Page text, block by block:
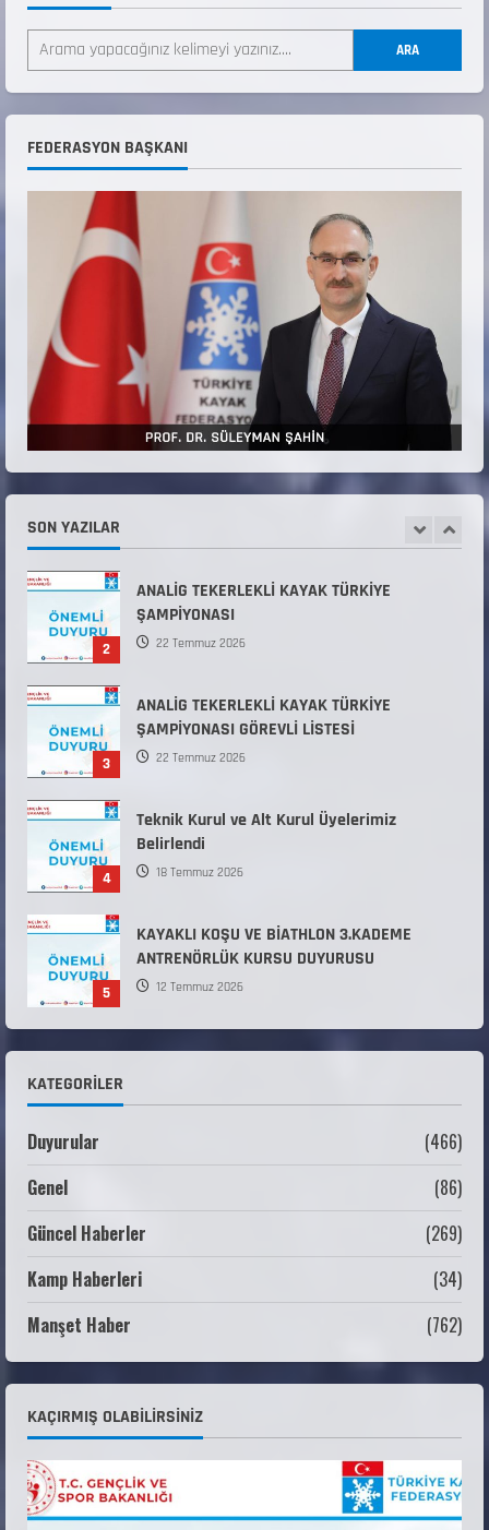
ARA
FEDERASYON BAŞKANI
SON YAZILAR
3
ANALİG TEKERLEKLİ KAYAK TÜRKİYE
ŞAMPİYONASI GÖREVLİ LİSTESİ
22 Temmuz 2026
Teknik Kurul ve Alt Kurul Üyelerimiz
KAYAKLI KOŞU VE BİATHLON 3.KADEME
ANTRENÖRLÜK KURSU DUYURUSU
12 Temmuz 2026
Millî Savunma Bakanlığı Kara, Deniz ve Hava
Kuvvetleri Komutanlıklarına 2026 Yılı (2026-
2 Dönem) Sporcu Branşı Sözleşmeli Er
Temini Başvuruları Başlamıştır.
31 Temmuz 2026
ANALİG TEKERLEKLİ KAYAK TÜRKİYE
22 Temmuz 2026
ANALİG TEKERLEKLİ KAYAK TÜRKİYE
ŞAMPİYONASI GÖREVLİ LİSTESİ
Teknik Kurul ve Alt Kurul Üyelerimiz
Belirlendi
KAYAKLI KOŞU VE BİATHLON 3.KADEME
ANTRENÖRLÜK KURSU DUYURUSU
Millî Savunma Bakanlığı Kara, Deniz ve Hava
2 Dönem) Sporcu Branşı Sözleşmeli Er
31 Temmuz 2026
3
ŞAMPİYONASI GÖREVLİ LİSTESİ
4
Teknik Kurul ve Alt Kurul Üyelerimiz
5
KAYAKLI KOŞU VE BİATHLON 3.KADEME
ANTRENÖRLÜK KURSU DUYURUSU
KATEGORILER
Duyurular
(466)
Genel
(86)
Güncel Haberler
(269)
Kamp Haberleri
(34)
Manşet Haber
(762)
KAÇIRMIŞ OLABILIRSINIZ